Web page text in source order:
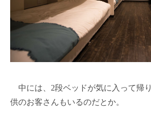
中には、2段ベッドが気に入って帰
供のお客さんもいるのだとか。